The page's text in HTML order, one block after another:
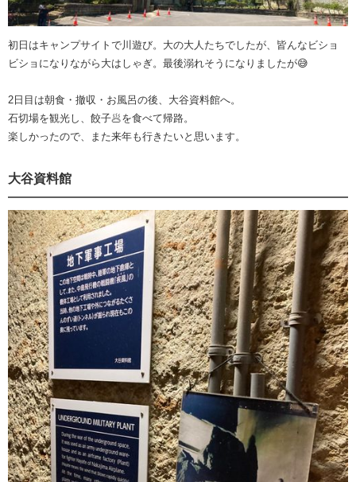
初日はキャンプサイトで川遊び。大の大人たちでしたが、皆んなビショ
ビショになりながら大はしゃぎ。最後溺れそうになりましたが😅
2日目は朝食・撤収・お風呂の後、大谷資料館へ。
石切場を観光し、餃子🥟を食べて帰路。
楽しかったので、また来年も行きたいと思います。
大谷資料館